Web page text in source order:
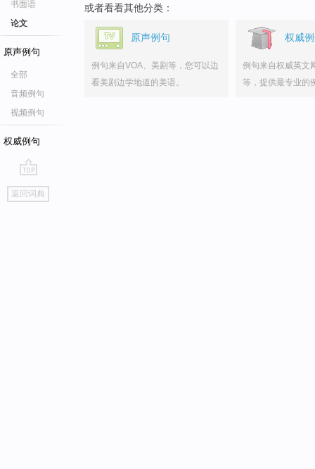
书面语
论文
原声例句
全部
音频例句
视频例句
权威例句
go
top
返回词典
或者看看其他分类：
原声例句
例句来自VOA、美剧等，您可以边
看美剧边学地道的美语。
权威
例句来自权威英文
等，提供最专业的